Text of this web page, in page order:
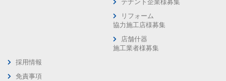
テナント企業様募集
リフォーム
協力施工店様募集
店舗什器
施工業者様募集
採用情報
免責事項